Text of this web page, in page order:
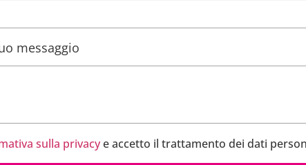
messaggio
sulla privacye accetto il trattamento dei dati